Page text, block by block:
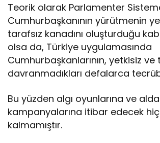
Teorik olarak Parlamenter
Cumhurbaşkanının yürütmenin
tarafsız kanadını oluşturduğu
olsa da, Türkiye uygulamasında
Cumhurbaşkanlarının, yetkisiz ve
davranmadıkları defalarca
Bu yüzden algı oyunlarına ve
kampanyalarına itibar edecek
kalmamıştır.